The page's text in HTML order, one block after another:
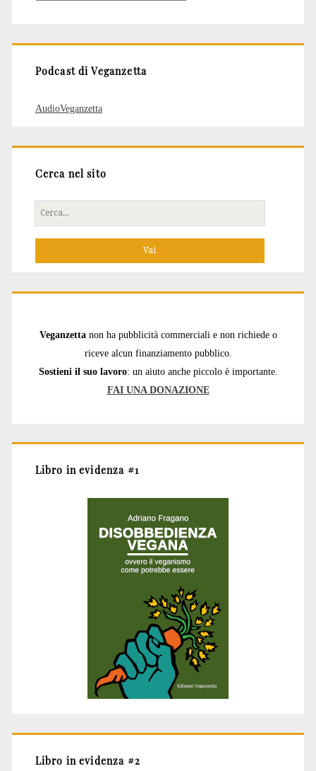
Podcast di Veganzetta
AudioVeganzetta
Cerca nel sito
Cerca
per:
Veganzetta non ha pubblicità commerciali e non richiede o
riceve alcun finanziamento pubblico.
Sostieni il suo lavoro: un aiuto anche piccolo è importante.
FAI UNA DONAZIONE
Libro in evidenza #1
Libro in evidenza #2